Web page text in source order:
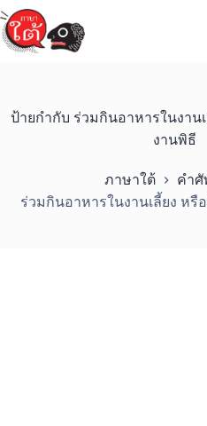
Skip
to
content
ป้ายกำกับ ร่วมกินอาหารในงาน
งานพิธี
ภาษาใต้
คำศั
ร่วมกินอาหารในงานเลี้ยง หรื